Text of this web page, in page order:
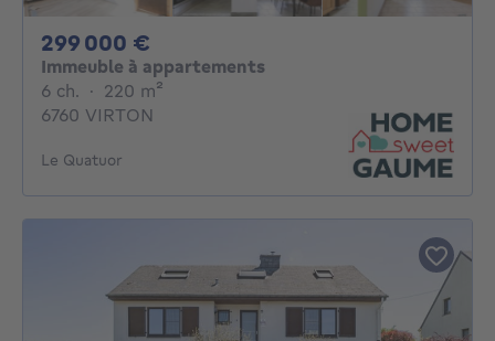
299 000 €
Immeuble à appartements
6 ch. 6 chambres
· 220 m²
6760 VIRTON
Le Quatuor